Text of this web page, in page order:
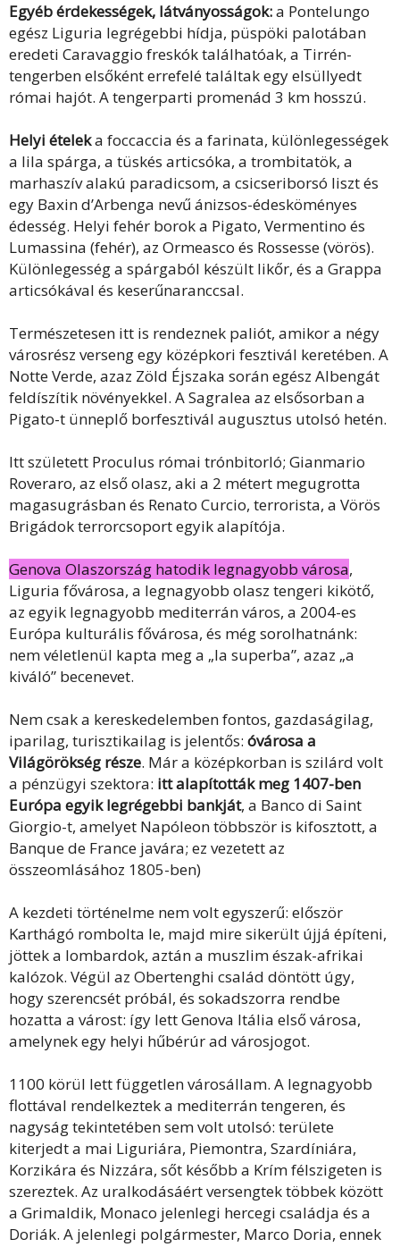
Egyéb érdekességek, látványosságok:a Pontelungo
egész Liguria legrégebbi hídja, püspöki palotában
eredeti Caravaggio freskók találhatóak, a Tirrén-
tengerben elsőként errefelé találtak egy elsüllyedt
római hajót. A tengerparti promenád 3 km hosszú.
Helyi ételeka foccaccia és a farinata, különlegességek
a lila spárga, a tüskés articsóka, a trombitatök, a
marhaszív alakú paradicsom, a csicseriborsó liszt és
egy Baxin d’Arbenga nevű ánizsos-édesköményes
édesség. Helyi fehér borok a Pigato, Vermentino és
Lumassina (fehér), az Ormeasco és Rossesse (vörös).
Különlegesség a spárgaból készült likőr, és a Grappa
articsókával és keserűnaranccsal.
Természetesen itt is rendeznek paliót, amikor a négy
városrész verseng egy középkori fesztivál keretében. A
Notte Verde, azaz Zöld Éjszaka során egész Albengát
feldíszítik növényekkel. A Sagralea az elsősorban a
Pigato-t ünneplő borfesztivál augusztus utolsó hetén.
Itt született Proculus római trónbitorló; Gianmario
Roveraro, az első olasz, aki a 2 métert megugrotta
magasugrásban és Renato Curcio, terrorista, a Vörös
Brigádok terrorcsoport egyik alapítója.
Genova Olaszország hatodik legnagyobb városa,
Liguria fővárosa, a legnagyobb olasz tengeri kikötő,
az egyik legnagyobb mediterrán város, a 2004-es
Európa kulturális fővárosa, és még sorolhatnánk:
nem véletlenül kapta meg a „la superba”, azaz „a
kiváló” becenevet.
Nem csak a kereskedelemben fontos, gazdaságilag,
iparilag, turisztikailag is jelentős: óvárosa a
Világörökség része. Már a középkorban is szilárd volt
a pénzügyi szektora: itt alapították meg 1407-ben
Európa egyik legrégebbi bankját, a Banco di Saint
Giorgio-t, amelyet Napóleon többször is kifosztott, a
Banque de France javára; ez vezetett az
összeomlásához 1805-ben)
A kezdeti történelme nem volt egyszerű: először
Karthágó rombolta le, majd mire sikerült újjá építeni,
jöttek a lombardok, aztán a muszlim észak-afrikai
kalózok. Végül az Obertenghi család döntött úgy,
hogy szerencsét próbál, és sokadszorra rendbe
hozatta a várost: így lett Genova Itália első városa,
amelynek egy helyi hűbérúr ad városjogot.
1100 körül lett független városállam. A legnagyobb
flottával rendelkeztek a mediterrán tengeren, és
nagyság tekintetében sem volt utolsó: területe
kiterjedt a mai Liguriára, Piemontra, Szardíniára,
Korzikára és Nizzára, sőt később a Krím félszigeten is
szereztek. Az uralkodásáért versengtek többek között
a Grimaldik, Monaco jelenlegi hercegi családja és a
Doriák. A jelenlegi polgármester, Marco Doria, ennek